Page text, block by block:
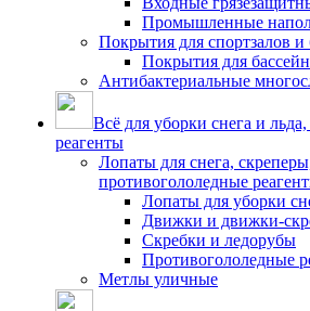
Промышленные
Покрытия для спортзалов и
Покрытия для
Антибактериальные
Всё для уборки снега и
реагенты
Лопаты для снега,
противогололедные
Лопаты для уборки
Движки и движки-
Скребки и ледорубы
Противогололедные
Метлы уличные